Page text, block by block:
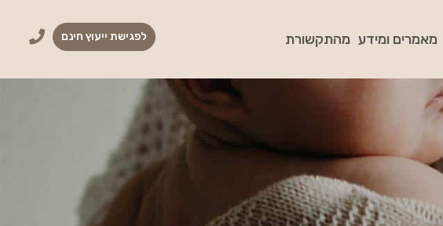
לפגישת ייעוץ חינם מאמרים ומידע מהתקשורת